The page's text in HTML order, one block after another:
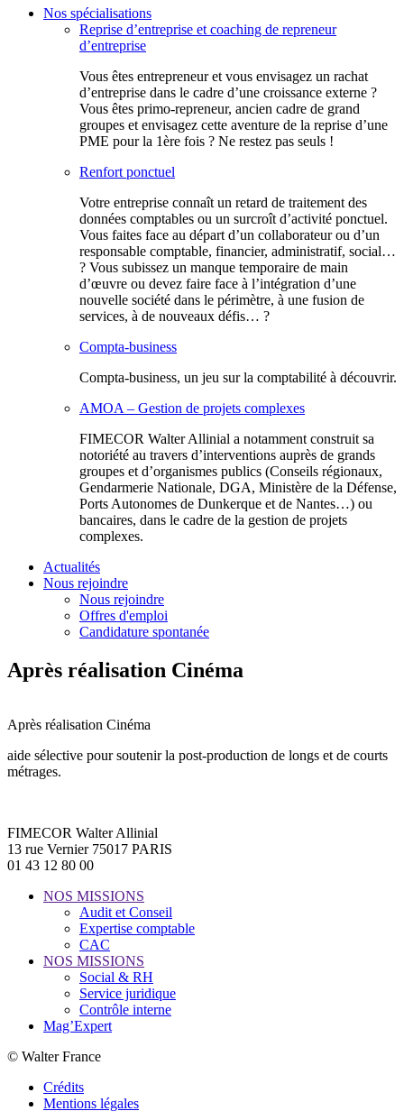
Nos spécialisations
Reprise d’entreprise et coaching de repreneur
d’entreprise
Vous êtes entrepreneur et vous envisagez un rachat
d’entreprise dans le cadre d’une croissance externe ?
Vous êtes primo-repreneur, ancien cadre de grand
groupes et envisagez cette aventure de la reprise d’une
PME pour la 1ère fois ? Ne restez pas seuls !
Renfort ponctuel
Votre entreprise connaît un retard de traitement des
données comptables ou un surcroît d’activité ponctuel.
Vous faites face au départ d’un collaborateur ou d’un
responsable comptable, financier, administratif, social…
? Vous subissez un manque temporaire de main
d’œuvre ou devez faire face à l’intégration d’une
nouvelle société dans le périmètre, à une fusion de
services, à de nouveaux défis… ?
Compta-business
Compta-business, un jeu sur la comptabilité à découvrir.
AMOA – Gestion de projets complexes
FIMECOR Walter Allinial a notamment construit sa
notoriété au travers d’interventions auprès de grands
groupes et d’organismes publics (Conseils régionaux,
Gendarmerie Nationale, DGA, Ministère de la Défense,
Ports Autonomes de Dunkerque et de Nantes…) ou
bancaires, dans le cadre de la gestion de projets
complexes.
Actualités
Nous rejoindre
Nous rejoindre
Offres d'emploi
Candidature spontanée
Après réalisation Cinéma
Après réalisation Cinéma
aide sélective pour soutenir la post-production de longs et de courts
métrages.
FIMECOR Walter Allinial
13 rue Vernier 75017 PARIS
01 43 12 80 00
NOS MISSIONS
Audit et Conseil
Expertise comptable
CAC
NOS MISSIONS
Social & RH
Service juridique
Contrôle interne
Mag’Expert
© Walter France
Crédits
Mentions légales